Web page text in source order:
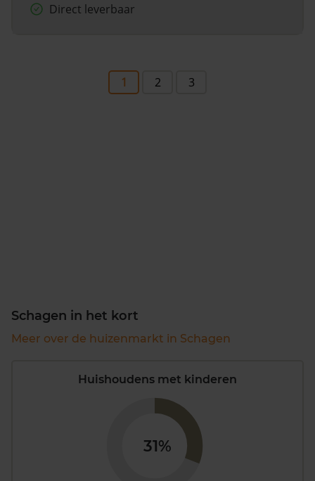
Direct leverbaar
1 2 3
Schagen in het kort
Meer over de huizenmarkt in Schagen
Huishoudens met kinderen
31%